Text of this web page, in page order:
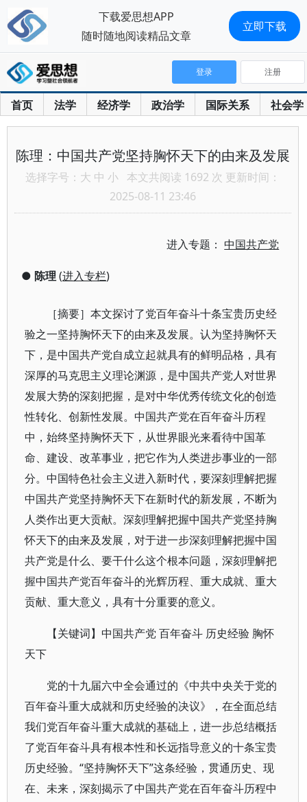
首页 法学 经济学 政治学 国际关系 社会学
登录 注册
陈理：中国共产党坚持胸怀天下的由来及发展
选择字号： 大 中 小 本文共阅读 1692 次 更新时间：
2025-08-11 23:46
进入专题：中国共产党
● 陈理 (进入专栏)
［摘要］本文探讨了党百年奋斗十条宝贵历史经
验之一坚持胸怀天下的由来及发展。认为坚持胸怀天
下，是中国共产党自成立起就具有的鲜明品格，具有
深厚的马克思主义理论渊源，是中国共产党人对世界
发展大势的深刻把握，是对中华优秀传统文化的创造
性转化、创新性发展。中国共产党在百年奋斗历程
中，始终坚持胸怀天下，从世界眼光来看待中国革
命、建设、改革事业，把它作为人类进步事业的一部
分。中国特色社会主义进入新时代，要深刻理解把握
中国共产党坚持胸怀天下在新时代的新发展，不断为
人类作出更大贡献。深刻理解把握中国共产党坚持胸
怀天下的由来及发展，对于进一步深刻理解把握中国
共产党是什么、要干什么这个根本问题，深刻理解把
握中国共产党百年奋斗的光辉历程、重大成就、重大
贡献、重大意义，具有十分重要的意义。
【关键词】中国共产党 百年奋斗 历史经验 胸怀
天下
党的十九届六中全会通过的《中共中央关于党的
百年奋斗重大成就和历史经验的决议》，在全面总结
我们党百年奋斗重大成就的基础上，进一步总结概括
了党百年奋斗具有根本性和长远指导意义的十条宝贵
历史经验。“坚持胸怀天下”这条经验，贯通历史、现
在、未来，深刻揭示了中国共产党在百年奋斗历程中
下载爱思想APP
随时随地阅读精品文章
立即下载